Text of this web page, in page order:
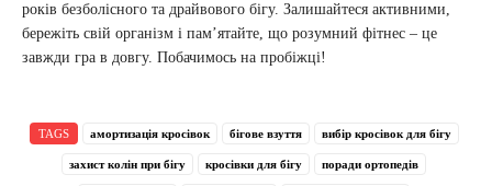
років безболісного та драйвового бігу. Залишайтеся активними,
бережіть свій організм і пам’ятайте, що розумний фітнес – це
завжди гра в довгу. Побачимось на пробіжці!
TAGS амортизація кросівок бігове взуття вибір кросівок для бігу
захист колін при бігу кросівки для бігу поради ортопедів